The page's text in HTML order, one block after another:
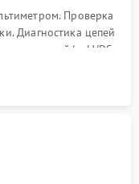
Проверка
Диагностика цепей
на шлейфе LVDS